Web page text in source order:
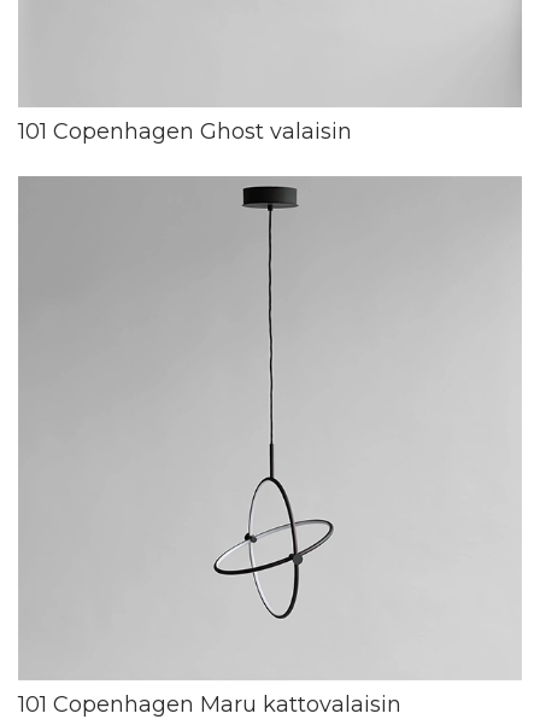
101 Copenhagen Ghost valaisin
101 Copenhagen Maru kattovalaisin